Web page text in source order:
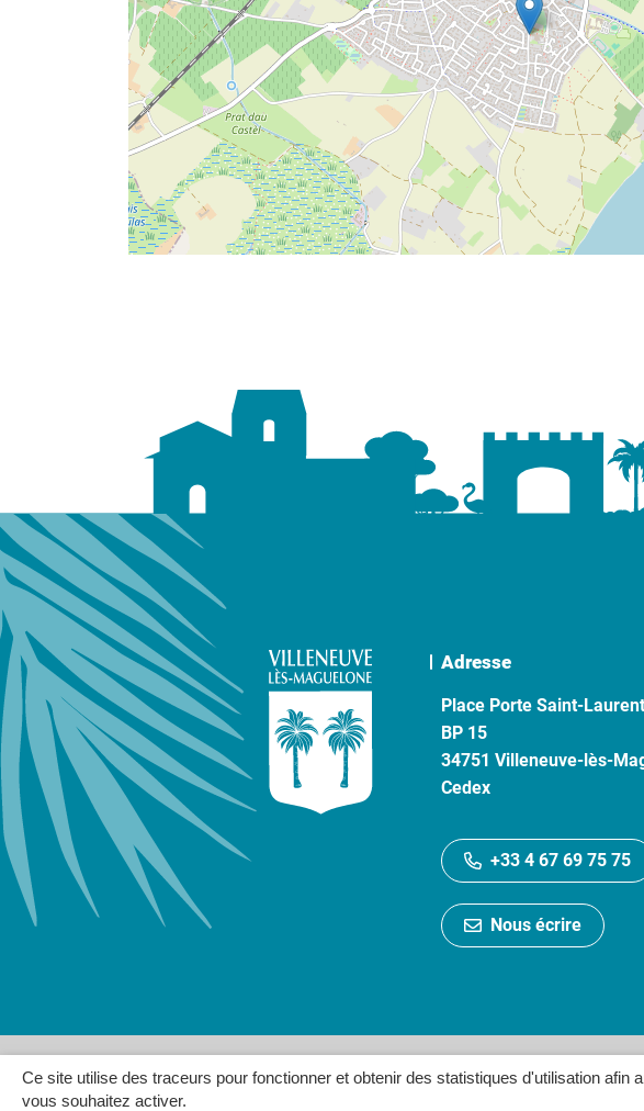
Ce site utilise des traceurs pour fonctionner et obtenir des statistiques d'utilisation afin
vous souhaitez activer.
Adresse
Place Porte Saint-Laurent
BP 15
34751 Villeneuve-lès-
Cedex
+33 4 67 69 75 75
Nous écrire